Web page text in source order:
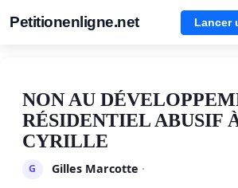
Petitionenligne.net Lancer
NON AU
RÉSIDENTIEL ABUSIF
CYRILLE
G Gilles Marcotte ·